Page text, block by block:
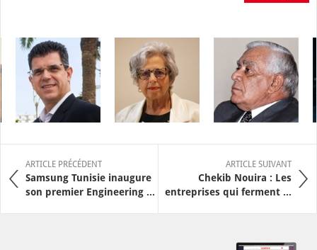
ARTICLE PRÉCÉDENT
Samsung Tunisie inaugure
son premier Engineering ...
ARTICLE SUIVANT
Chekib Nouira : Les
entreprises qui ferment ...